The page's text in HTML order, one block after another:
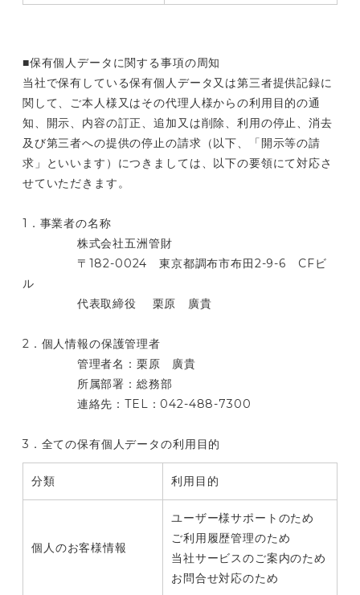
■保有個人データに関する事項の周知
当社で保有している保有個人データ又は第三者提供記録に
関して、ご本人様又はその代理人様からの利用目的の通
知、開示、内容の訂正、追加又は削除、利用の停止、消去
及び第三者への提供の停止の請求（以下、「開示等の請
求」といいます）につきましては、以下の要領にて対応さ
せていただきます。
1．事業者の名称
株式会社五洲管財
〒182-0024 東京都調布市布田2-9-6 CFビ
ル
代表取締役 栗原 廣貴
2．個人情報の保護管理者
管理者名：栗原 廣貴
所属部署：総務部
連絡先：TEL：042-488-7300
3．全ての保有個人データの利用目的
分類 利用目的
個人のお客様情報
ユーザー様サポートのため
ご利用履歴管理のため
当社サービスのご案内のため
お問合せ対応のため